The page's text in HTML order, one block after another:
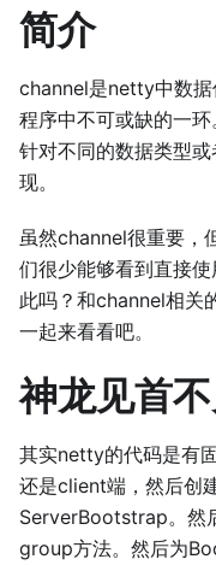
简介
channel是netty中数
程序中不可或缺的一
针对不同的数据类型
现。
虽然channel很重要，
们很少能够看到直接
此吗？和channel相关
一起来看看吧。
神龙见首
其实netty的代码是有
还是client端，然后创
ServerBootstrap。然
group方法。然后为